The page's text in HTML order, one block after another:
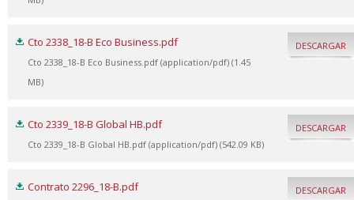
Cto 2338_18-B Eco Business.pdf
Cto 2338_18-B Eco Business.pdf (application/pdf) (1.45
MB)
DESCARGAR
Cto 2339_18-B Global HB.pdf
Cto 2339_18-B Global HB.pdf (application/pdf) (542.09 KB)
DESCARGAR
Contrato 2296_18-B.pdf DESCARGAR